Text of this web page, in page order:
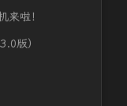
来啦！
版）